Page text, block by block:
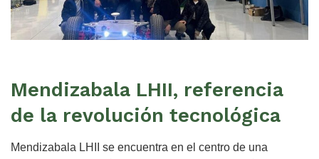
Mendizabala LHII, referencia
de la revolución tecnológica
Mendizabala LHII se encuentra en el centro de una